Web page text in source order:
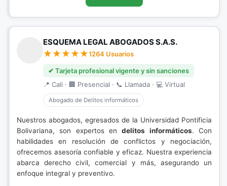
ESQUEMA LEGAL ABOGADOS S.A.S.
1264 Usuarios
✔ Tarjeta profesional vigente y sin sanciones
📍 Cali · 🏢 Presencial · 📞 Llamada · 💻 Virtual
Abogado de Delitos informáticos
Nuestros abogados, egresados de la Universidad Pontificia
Bolivariana, son expertos endelitos informáticos. Con
habilidades en resolución de conflictos y negociación,
ofrecemos asesoría confiable y eficaz. Nuestra experiencia
abarca derecho civil, comercial y más, asegurando un
enfoque integral y preventivo.